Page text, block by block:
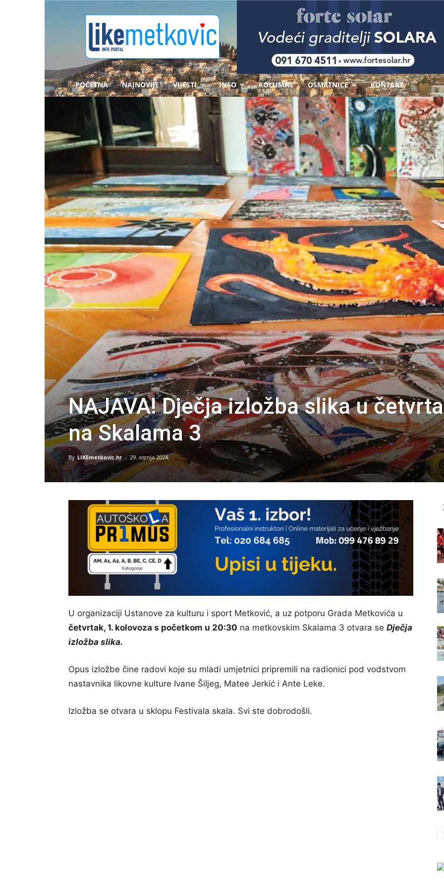
POČETNA NAJNOVIJE VIJESTI INFO KOLUMNE OSMRTNICE KONTAKT
NAJAVA! Dječja izložba slika u
na Skalama 3
By LIKEmetkovic.hr - 29. srpnja 2024.
U organizaciji Ustanove za kulturu i sport Metković, a uz potporu Grada Metkovića u
četvrtak, 1. kolovoza s početkom u 20:30 na metkovskim Skalama 3 otvara se Dječja
izložba slika.
Opus izložbe čine radovi koje su mladi umjetnici pripremili na radionici pod vodstvom
nastavnika likovne kulture Ivane Šiljeg, Matee Jerkić i Ante Leke.
Izložba se otvara u sklopu Festivala skala. Svi ste dobrodošli.